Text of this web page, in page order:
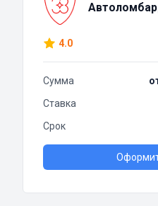
4.0
Сумма
Ставка
Срок